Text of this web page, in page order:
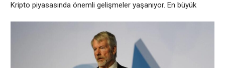
Kripto piyasasında önemli gelişmeler yaşanıyor. En büyük
(BMNR), geçen hafta 27.084 Ethereum (ETH) satın alarak
kripto fiyatlarındaki bir başka düşüşe rağmen birikim serisini
sürdürdü. Pazartesi günkü şirket güncellemesine göre, ETH’nin